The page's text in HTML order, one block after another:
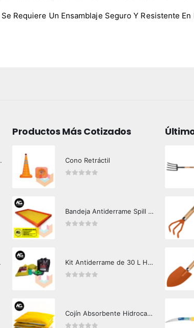
Requiere Un Ensamblaje Seguro Y Resistente
Control
Productos Más Cotizados
Cono Retráctil
Bandeja Antiderrame Spill Barrier 117 lts Certificada
Kit Antiderrame de 30 L Hazard Control (Hidrocarburos - Biodegradable)
Cojín Absorbente Hidrocarburos Hazard Control